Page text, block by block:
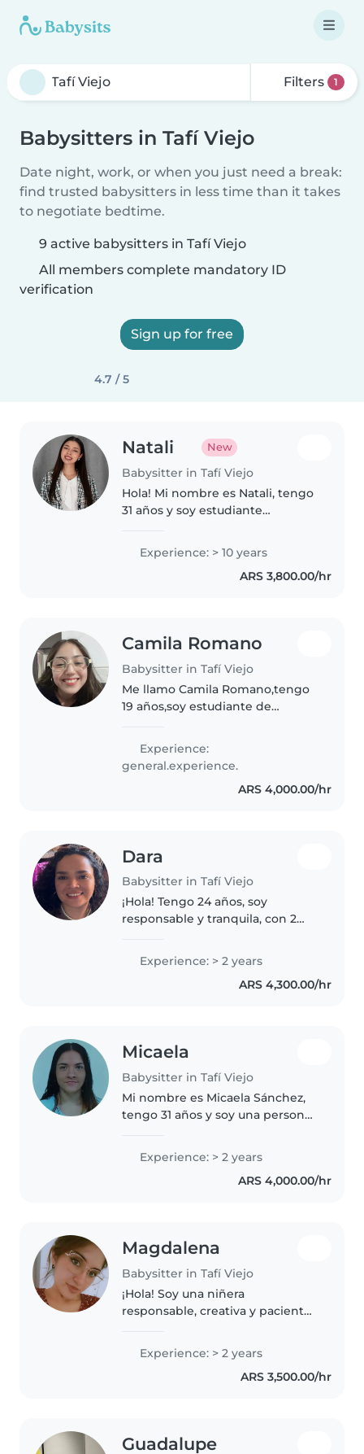
Filters 1
Babysitters in Tafí Viejo
Date night, work, or when you just need a break:
find trusted babysitters in less time than it takes
to negotiate bedtime.
9 active babysitters in Tafí Viejo
All members complete mandatory ID
verification
Sign up for free
4.7 / 5
Natali New
Babysitter in Tafí Viejo
Hola! Mi nombre es Natali, tengo
31 años y soy estudiante
Psicología. Me caracteriza mi
afinidad y buen trato para con los
niños. Cuento con movilidad y
Experience: > 10 years
ARS 3,800.00/hr
Camila Romano
Babysitter in Tafí Viejo
Me llamo Camila Romano,tengo
19 años,soy estudiante de
estar y cuidar niños y tengo
muchas ganas de aprender.
Estoy abierta a propuestas,..
Experience:
general.experience.
ARS 4,000.00/hr
Dara
Babysitter in Tafí Viejo
¡Hola! Tengo 24 años, soy
responsable y tranquila, con 2
cuidado de niños de todas las
edades. Estoy certificada en
primeros auxilios y auxiliar de
Experience: > 2 years
ARS 4,300.00/hr
Micaela
Babysitter in Tafí Viejo
Mi nombre es Micaela Sánchez,
tengo 31 años y soy una persona
dedicada. Desde siempre me
sentí conectada con el mundo
infantil, y eso me llevó a trabajar..
Experience: > 2 years
ARS 4,000.00/hr
Magdalena
Babysitter in Tafí Viejo
¡Hola! Soy una niñera
responsable, creativa y paciente
experiencia cuidando bebés y
niños pequeños. Me encanta
dibujar, hacer manualidades y
Experience: > 2 years
ARS 3,500.00/hr
Guadalupe